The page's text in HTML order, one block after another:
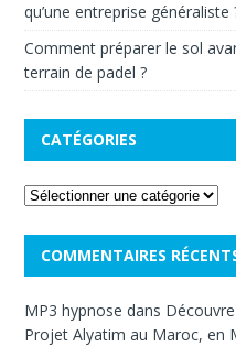
qu’une entreprise généraliste
Comment préparer le sol
terrain de padel ?
CATÉGORIES
COMMENTAIRES
MP3 hypnose dans
Projet Alyatim au Maroc, en